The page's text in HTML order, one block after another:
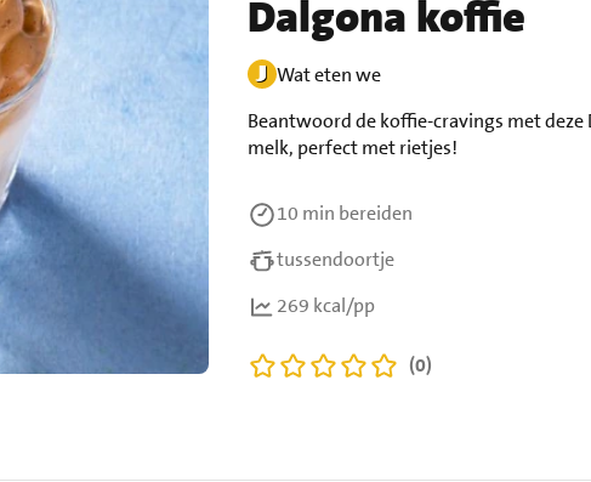
Dalgona koffie
Wat eten we
Beantwoord de koffie-cravings met
melk, perfect met rietjes!
10 min bereiden
tussendoortje
269 kcal/pp
(0)